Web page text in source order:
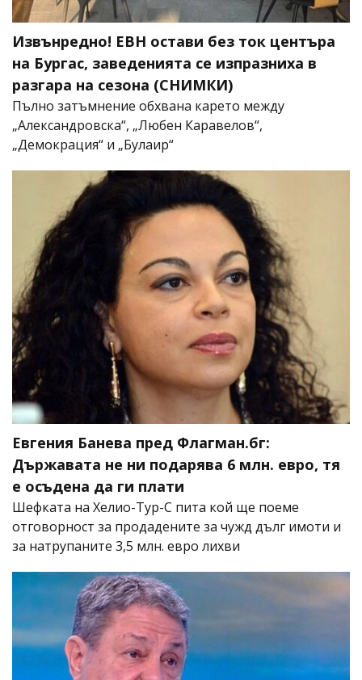
Извънредно! ЕВН остави без ток центъра
на Бургас, заведенията се изпразниха в
разгара на сезона (СНИМКИ)
Пълно затъмнение обхвана карето между
„Александровска“, „Любен Каравелов“,
„Демокрация“ и „Булаир“
Евгения Банева пред Флагман.бг:
Държавата не ни подарява 6 млн. евро, тя
е осъдена да ги плати
Шефката на Хелио-Тур-С пита кой ще поеме
отговорност за продадените за чужд дълг имоти и
за натрупаните 3,5 млн. евро лихви